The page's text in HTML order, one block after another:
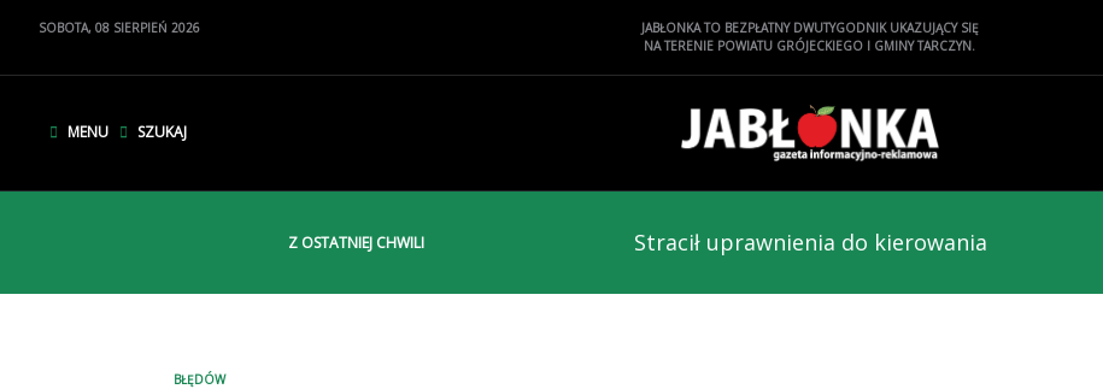
SOBOTA, 08 SIERPIEŃ 2026
JABŁONKA TO BEZPŁATNY DWUTYGODNIK UKAZUJĄCY SIĘ
NA TERENIE POWIATU GRÓJECKIEGO I GMINY TARCZYN.
MENU SZUKAJ
Z OSTATNIEJ CHWILI Stracił uprawnienia do kierowania
BŁĘDÓW